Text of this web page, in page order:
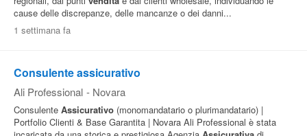
cause delle discrepanze, delle mancanze o dei danni...
1 settimana fa
Consulente assicurativo
Ali Professional - Novara
Consulente Assicurativo (monomandatario o plurimandatario) |
Portfolio Clienti & Base Garantita | Novara Ali Professional è stata